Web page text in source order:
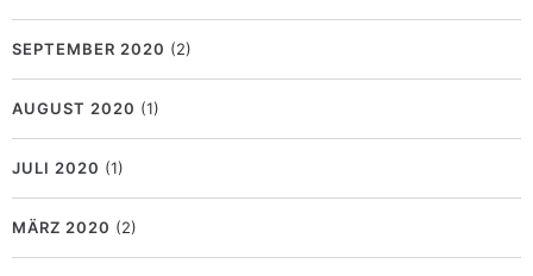
SEPTEMBER 2020 (2)
AUGUST 2020 (1)
JULI 2020 (1)
MÄRZ 2020 (2)